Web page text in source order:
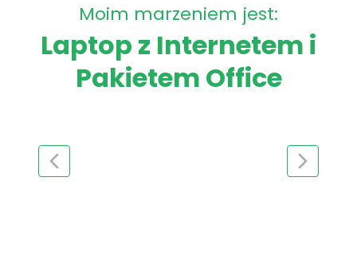
Moim marzeniem jest:
Laptop z Internetem i
Pakietem Office